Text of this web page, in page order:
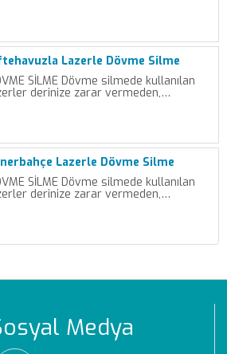
Lazerle Dövme Silme
SİLME Dövme silmede kullanılan
derinize zarar vermeden,…
Lazerle Dövme Silme
SİLME Dövme silmede kullanılan
derinize zarar vermeden,…
Medya